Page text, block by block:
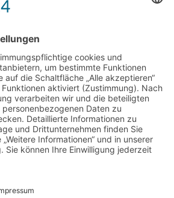
wertschätzen!
2011
Download - Religion
Download